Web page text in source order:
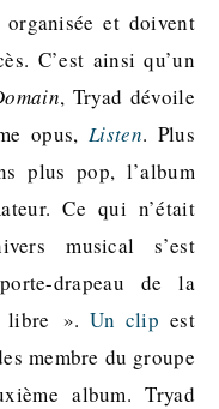
et doivent
C’est ainsi qu’un
, Tryad dévoile
opus,Listen. Plus
plus pop, l’album
Ce qui n’était
musical s’est
drapeau de la
libre ».Un clip est
membre du groupe
album. Tryad